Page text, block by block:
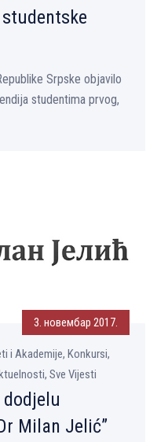
Srpske objavilo
studentima prvog,
3. новембар 2017.
i Akademije, Konkursi,
Sve Vijesti
Milan Jelić”